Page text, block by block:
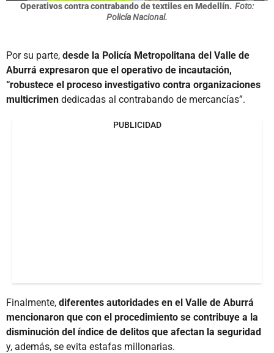
Operativos contra contrabando de textiles en Medellín. Foto:
Policía Nacional.
Por su parte, desde la Policía Metropolitana del Valle de
Aburrá expresaron que el operativo de incautación,
“robustece el proceso investigativo contra organizaciones
multicrimen dedicadas al contrabando de mercancías”.
PUBLICIDAD
Finalmente, diferentes autoridades en el Valle de Aburrá
mencionaron que con el procedimiento se contribuye a la
disminución del índice de delitos que afectan la seguridad
y, además, se evita estafas millonarias.